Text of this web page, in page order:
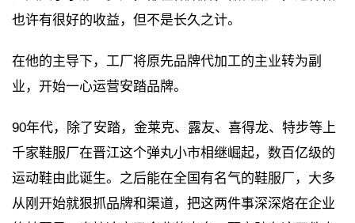
也许有很好的收益，但不是长久之计。
在他的主导下，工厂将原先品牌代加工的主业转为副
业，开始一心运营安踏品牌。
90年代，除了安踏，金莱克、露友、喜得龙、特步等上
千家鞋服厂在晋江这个弹丸小市相继崛起，数百亿级的
运动鞋由此诞生。之后能在全国有名气的鞋服厂，大多
从刚开始就狠抓品牌和渠道，把这两件事深深烙在企业